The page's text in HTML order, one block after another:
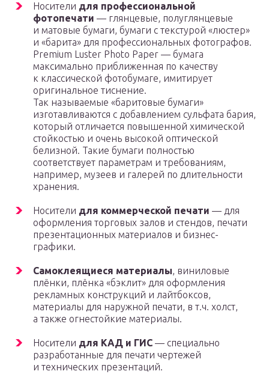
Носители для профессиональной
фотопечати — глянцевые, полуглянцевые
и матовые бумаги, бумаги с текстурой «люстер»
и «барита» для профессиональных фотографов.
Premium Luster Photo Paper — бумага
максимально приближенная по качеству
к классической фотобумаге, имитирует
оригинальное тиснение.
Так называемые «баритовые бумаги»
изготавливаются с добавлением сульфата бария,
который отличается повышенной химической
стойкостью и очень высокой оптической
белизной. Такие бумаги полностью
соответствует параметрам и требованиям,
например, музеев и галерей по длительности
хранения.
Носители для коммерческой печати — для
оформления торговых залов и стендов, печати
презентационных материалов и бизнес-
графики.
Самоклеящиеся материалы, виниловые
плёнки, плёнка «бэклит» для оформления
рекламных конструкций и лайтбоксов,
материалы для наружной печати, в т.ч. холст,
а также огнестойкие материалы.
Носители для КАД и ГИС — специально
разработанные для печати чертежей
и технических презентаций.